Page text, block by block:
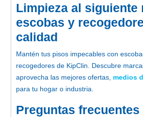
Limpieza al siguiente
escobas y
calidad
Mantén tus pisos impecables con
recogedores de KipClin . Descubre
aprovecha las mejores ofertas, medios
para tu hogar o industria.
Preguntas frecuentes